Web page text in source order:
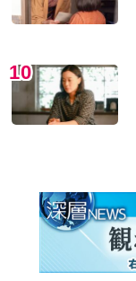
10